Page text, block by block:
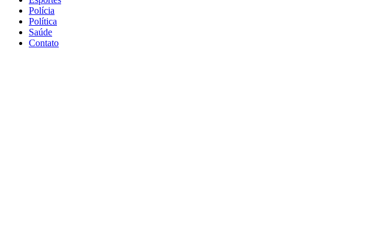
Polícia
Política
Saúde
Contato